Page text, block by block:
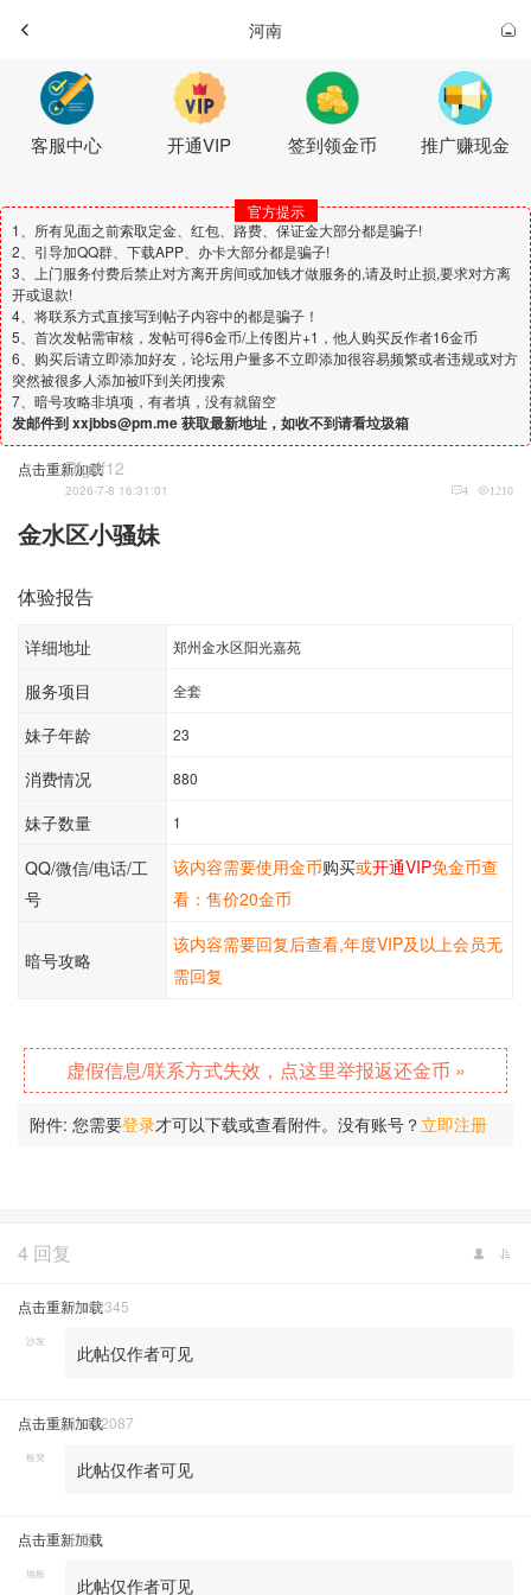
河南
客服中心 开通VIP 签到领金币 推广赚现金
官方提示
1、所有见面之前索取定金、红包、路费、保证金大部分都是骗子!
2、引导加QQ群、下载APP、办卡大部分都是骗子!
3、上门服务付费后禁止对方离开房间或加钱才做服务的,请及时止损,要求对方离
开或退款!
4、将联系方式直接写到帖子内容中的都是骗子！
5、首次发帖需审核，发帖可得6金币/上传图片+1，他人购买反作者16金币
6、购买后请立即添加好友，论坛用户量多不立即添加很容易频繁或者违规或对方
突然被很多人添加被吓到关闭搜索
7、暗号攻略非填项，有者填，没有就留空
发邮件到 xxjbbs@pm.me 获取最新地址，如收不到请看垃圾箱
点击重新加载
Dfgdf12
2026-7-8 16:31:01 4 1210
金水区小骚妹
体验报告
详细地址 郑州金水区阳光嘉苑
服务项目 全套
妹子年龄 23
消费情况 880
妹子数量 1
QQ/微信/电话/工
号
该内容需要使用金币购买或开通VIP免金币查
看：售价20金币
暗号攻略
该内容需要回复后查看,年度VIP及以上会员无
需回复
虚假信息/联系方式失效，点这里举报返还金币 »
附件: 您需要登录才可以下载或查看附件。没有账号？ 立即注册
4 回复
点击重新加载
Uiu12345
沙发
此帖仅作者可见
点击重新加载
Jin412087
板凳
此帖仅作者可见
点击重新加载
王恩
地板
此帖仅作者可见